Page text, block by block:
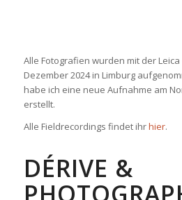
Alle Fotografien wurden mit der Leica
Dezember 2024 in Limburg
habe ich eine neue Aufnahme am
erstellt.
Alle Fieldrecordings findet ihrhier.
DÉRIVE &